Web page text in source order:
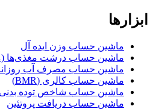
ماشین حساب وزن ایده آل
ماشین حساب درشت مغذی‌ها (ماکرو
ماشین حساب مصرف آب روزانه
ماشین حساب کالری (BMR)
ماشین حساب شاخص توده بدنی (BMI)
ماشین حساب دریافت پروتئین